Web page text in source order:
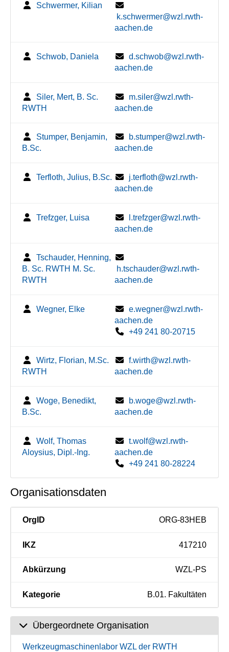
Schwermer, Kilian
k.schwermer@wzl.rwth-
aachen.de
Schwob, Daniela
d.schwob@wzl.rwth-
aachen.de
Siler, Mert, B. Sc.
RWTH
m.siler@wzl.rwth-
aachen.de
Stumper, Benjamin,
B.Sc.
b.stumper@wzl.rwth-
aachen.de
Terfloth, Julius, B.Sc.
j.terfloth@wzl.rwth-
aachen.de
Trefzger, Luisa
l.trefzger@wzl.rwth-
aachen.de
Tschauder, Henning,
B. Sc. RWTH M. Sc.
RWTH
h.tschauder@wzl.rwth-
aachen.de
Wegner, Elke
e.wegner@wzl.rwth-
aachen.de
+49 241 80-20715
Wirtz, Florian, M.Sc.
RWTH
f.wirth@wzl.rwth-
aachen.de
Woge, Benedikt,
B.Sc.
b.woge@wzl.rwth-
aachen.de
Wolf, Thomas
Aloysius, Dipl.-Ing.
t.wolf@wzl.rwth-
aachen.de
+49 241 80-28224
Organisationsdaten
OrgID ORG-83HEB
IKZ 417210
Abkürzung WZL-PS
Kategorie B.01. Fakultäten
Übergeordnete Organisation
Werkzeugmaschinenlabor WZL der RWTH